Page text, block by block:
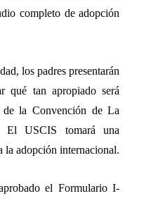
completo de adopción
los padres presentarán
qué tan apropiado será
la Convención de La
El USCIS tomará una
la adopción internacional.
el Formulario I-